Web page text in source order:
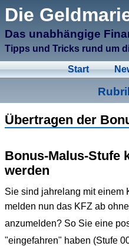
Die
Das unabhängige
Tipps und Tricks rund um
Start
Energiesparen
Kleingeld
Übertragen der
Bonus-Malus-Stufe
werden
Sie sind jahrelang mit einem
melden nun das KFZ ab
anzumelden? So Sie eine
"eingefahren" haben (Stufe